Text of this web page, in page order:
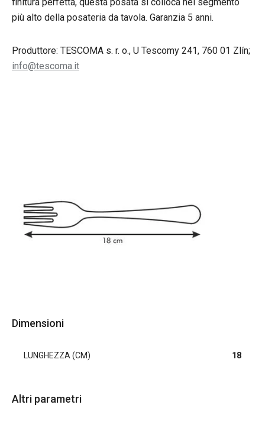
più alto della posateria da tavola. Garanzia 5 anni.
Produttore: TESCOMA s. r. o., U Tescomy 241, 760 01 Zlín;
info@tescoma.it
Dimensioni
LUNGHEZZA (CM) 18
Altri parametri